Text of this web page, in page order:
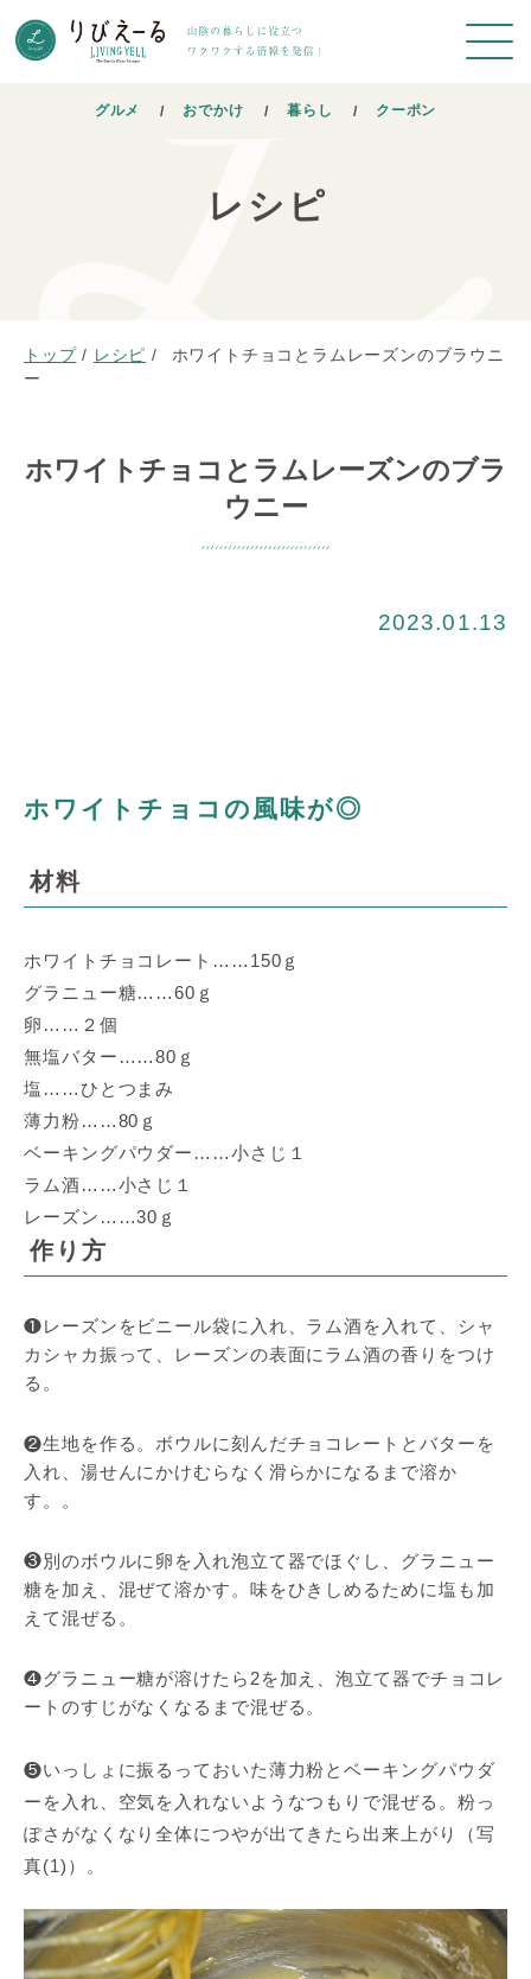
グルメ おでかけ 暮らし クーポン
レシピ
トップ / レシピ /
ホワイトチョコとラムレーズンのブラウニ
ー
ホワイトチョコとラムレーズンのブラ
ウニー
2023.01.13
ホワイトチョコの風味が◎
材料
ホワイトチョコレート……150ｇ
グラニュー糖……60ｇ
卵……２個
無塩バター……80ｇ
塩……ひとつまみ
薄力粉……80ｇ
ベーキングパウダー……小さじ１
ラム酒……小さじ１
レーズン……30ｇ
作り方
❶レーズンをビニール袋に入れ、ラム酒を入れて、シャ
カシャカ振って、レーズンの表面にラム酒の香りをつけ
る。
❷生地を作る。ボウルに刻んだチョコレートとバターを
入れ、湯せんにかけむらなく滑らかになるまで溶か
す。。
❸別のボウルに卵を入れ泡立て器でほぐし、グラニュー
糖を加え、混ぜて溶かす。味をひきしめるために塩も加
えて混ぜる。
❹グラニュー糖が溶けたら2を加え、泡立て器でチョコレ
ートのすじがなくなるまで混ぜる。
❺いっしょに振るっておいた薄力粉とベーキングパウダ
ーを入れ、空気を入れないようなつもりで混ぜる。粉っ
ぽさがなくなり全体につやが出てきたら出来上がり（写
真(1)）。